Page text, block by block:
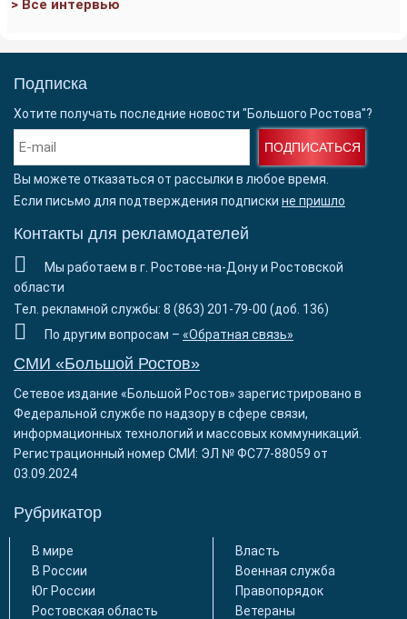
> Все интервью
Подписка
Хотите получать последние новости "Большого Ростова"?
ПОДПИСАТЬСЯ
Вы можете отказаться от рассылки в любое время.
Если письмо для подтверждения подписки не пришло
Контакты для рекламодателей
Мы работаем в г. Ростове-на-Дону и Ростовской
области
Тел. рекламной службы: 8 (863) 201-79-00 (доб. 136)
По другим вопросам – «Обратная связь»
СМИ «Большой Ростов»
Сетевое издание «Большой Ростов» зарегистрировано в
Федеральной службе по надзору в сфере связи,
информационных технологий и массовых коммуникаций.
Регистрационный номер СМИ: ЭЛ № ФС77-88059 от
03.09.2024
Рубрикатор
В мире
В России
Юг России
Ростовская область
Власть
Военная служба
Правопорядок
Ветераны